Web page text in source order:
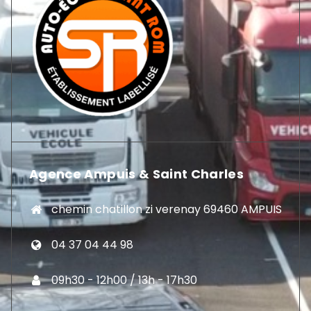
Agence Ampuis & Saint Charles
chemin chatillon zi verenay 69460 AMPUIS
04 37 04 44 98
09h30 - 12h00 / 13h - 17h30